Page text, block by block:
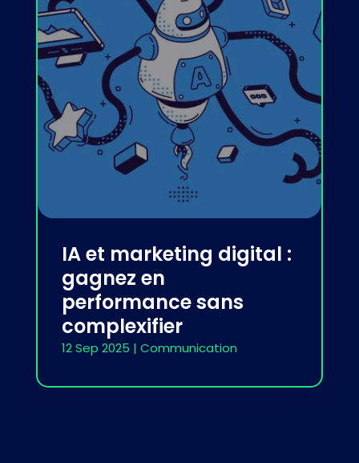
IA et marketing digital :
gagnez en
performance sans
complexifier
12 Sep 2025 | Communication